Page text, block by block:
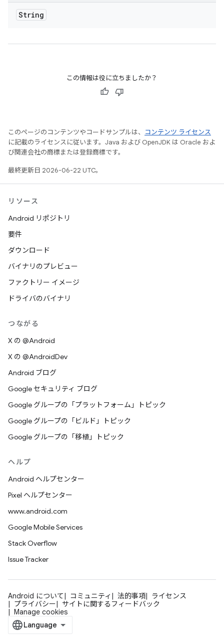
String
この情報は役に立ちましたか？
このページのコンテンツやコードサンプルは、
コンテンツ ライセンス
に記載のライセンスに従います。Java および OpenJDK は Oracle およ
び関連会社の商標または登録商標です。
最終更新日 2026-06-22 UTC。
リソース
Android リポジトリ
要件
ダウンロード
バイナリのプレビュー
ファクトリー イメージ
ドライバのバイナリ
つながる
X の @Android
X の @AndroidDev
Android ブログ
Google セキュリティ ブログ
Google グループの「プラットフォーム」トピック
Google グループの「ビルド」トピック
Google グループの「移植」トピック
ヘルプ
Android ヘルプセンター
Pixel ヘルプセンター
www.android.com
Google Mobile Services
Stack Overflow
Issue Tracker
Android について コミュニティ 法的事項
ライセンス
プライバシー
サイトに関するフィードバック
Manage cookies